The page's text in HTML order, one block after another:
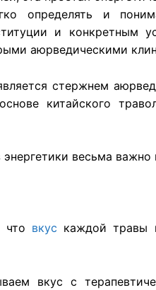
определять и
и конкретным
аюрведическими
стержнем
китайского
весьма важно
что вкус каждой травы
вкус с